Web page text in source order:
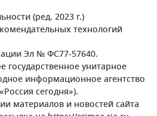
(ред. 2023 г.)
технологий
Эл № ФС77-57640.
государственное унитарное
информационное агентство
сегодня»).
материалов и новостей сайта